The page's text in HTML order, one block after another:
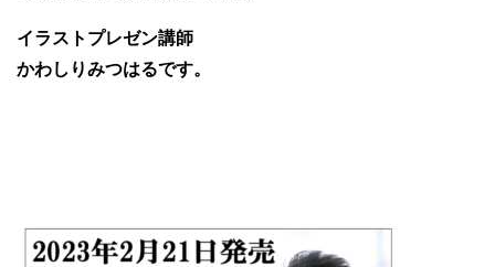
イラストプレゼン講師
かわしりみつはるです。